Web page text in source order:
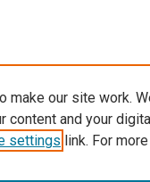
make our site work.
and your
settings link. For